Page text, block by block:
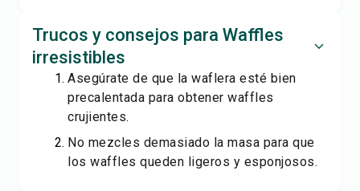
Trucos y consejos para Waffles
irresistibles
Asegúrate de que la waflera esté bien
precalentada para obtener waffles
crujientes.
No mezcles demasiado la masa para que
los waffles queden ligeros y esponjosos.